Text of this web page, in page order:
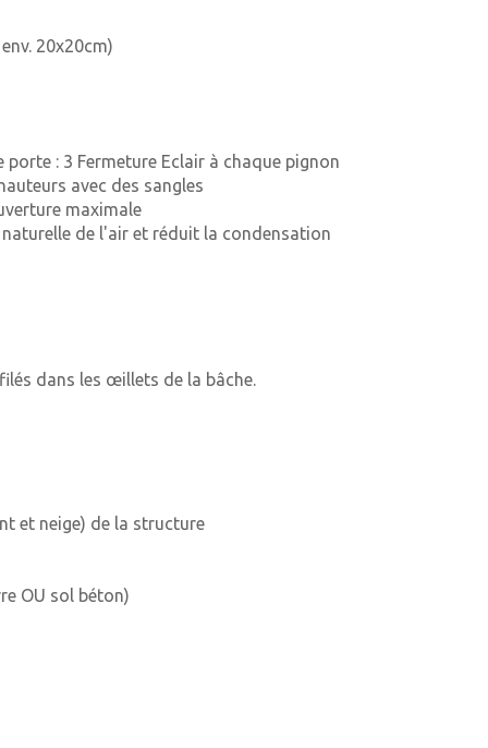
20x20cm)
: 3 Fermeture Eclair à chaque pignon
avec des sangles
maximale
de l'air et réduit la condensation
dans les œillets de la bâche.
et neige) de la structure
OU sol béton)